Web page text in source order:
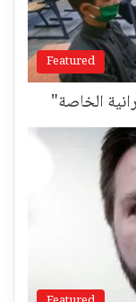
Featured
الخاصة"